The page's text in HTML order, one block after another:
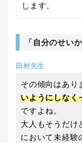
します。
「自分のせい
田村先生
その傾向はあり
いようにしなく
ですよね。
大人もそうだけ
において未経験